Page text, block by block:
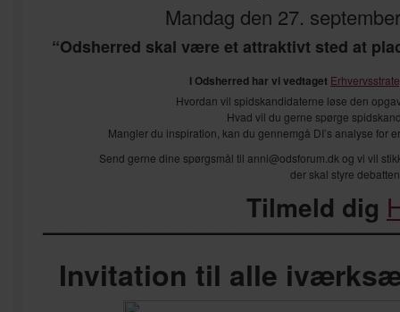
Mandag den 27.
“Odsherred skal være et attraktivt sted at
I Odsherred har vi vedtaget
Hvordan vil spidskandidaterne løse den
Hvad vil du gerne spørge
Mangler du inspiration, kan du gennemgå DI’s analyse for
Send gerne dine spørgsmål til anni@odsforum.dk og vi vil
der skal styre
Tilmeld dig
Invitation til alle